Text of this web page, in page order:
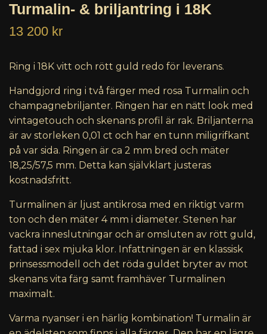
Turmalin- & briljantring i 18K
13 200 kr
Ring i 18K vitt och rött guld redo för leverans.
Handgjord ring i två färger med rosa Turmalin och
champagnebriljanter. Ringen har en nätt look med
vintagetouch och skenans profil är rak. Briljanterna
är av storleken 0,01 ct och har en tunn miligrifkant
på var sida. Ringen är ca 2 mm bred och mäter
18,25/57,5 mm. Detta kan självklart justeras
kostnadsfritt.
Turmalinen är ljust antikrosa med en riktigt varm
ton och den mäter 4 mm i diameter. Stenen har
vackra inneslutningar och är omsluten av rött guld,
fattad i sex mjuka klor. Infattningen är en klassisk
prinsessmodell och det röda guldet bryter av mot
skenans vita färg samt framhäver Turmalinen
maximalt.
Varma nyanser i en härlig kombination! Turmalin är